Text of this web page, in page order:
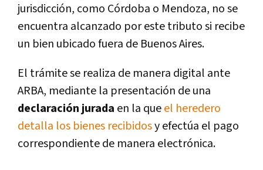
jurisdicción, como Córdoba o Mendoza, no se
encuentra alcanzado por este tributo si recibe
un bien ubicado fuera de Buenos Aires.
El trámite se realiza de manera digital ante
ARBA, mediante la presentación de una
declaración jurada en la queel heredero
detalla los bienes recibidosy efectúa el pago
correspondiente de manera electrónica.